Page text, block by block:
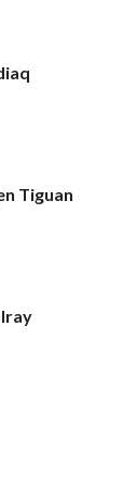
Tiguan